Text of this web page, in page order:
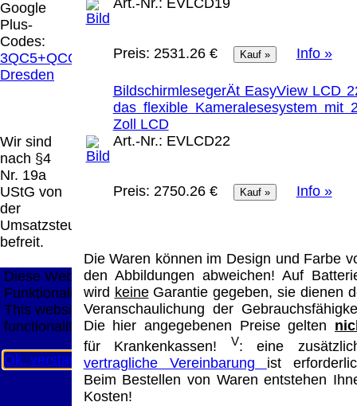
Google
Plus-
Codes:
3QC5+QCG
Dresden
Wir sind
nach §4
Nr. 19a
UStG von
der
Umsatzsteuer
befreit.
Art.-Nr.: EVLCD19
Preis: 2531.26 € Info »
BildschirmlesegerÄt EasyView LCD
das flexible Kameralesesystem mit
Zoll LCD
Art.-Nr.: EVLCD22
Preis: 2750.26 € Info »
Die Waren können im Design und Farbe
den Abbildungen abweichen! Auf
wird keineGarantie gegeben, sie dienen
Veranschaulichung der
Die hier angegebenen Preise gelten
für Krankenkassen!
V: eine
vertragliche Vereinbarung ist
Beim Bestellen von Waren entstehen
Kosten!
uns ausdrücklich von allen Inhalten, aller
gelinkten Seiten auf unserer Homepage und
machen uns diese Inhalte nicht zu eigen.
Diese Erklärung gilt für alle auf unserer
Homepage angebrachten Links.
Die Europäische Kommission stellt eine
Plattform zur Online-Streitbeilegung (OS)
bereit. Die Plattform finden Sie unter
http://ec.europa.eu/consumers/odr/
Mailadresse lautet:
Seitenanfang
Impressum AGB
Widerruf
Datenschutz
Kontakt Links
Katalog (PDF)
große Anzeige
Diese Website nutzt Cookies, um bestmögliche
Funktionalität bieten zu können.
This website uses cookies to provide the best possible
functionality.
Ok, verstanden Mehr Infos